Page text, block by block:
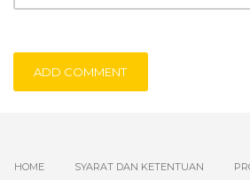
ADD COMMENT
HOME SYARAT DAN KETENTUAN